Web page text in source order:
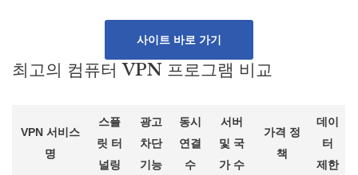
사이트 바로 가기
최고의 컴퓨터 VPN 프로그램 비교
VPN 서비스
명
스플
릿 터
널링
광고
차단
기능
동시
연결
수
서버
및 국
가 수
가격 정
책
데이
터
제한